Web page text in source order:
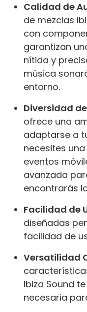
Calidad de
de mezclas
con
garantizan
nítida y
música
entorno.
Diversidad
ofrece una
adaptarse a
necesites
eventos
avanzada
encontrarás
Facilidad de
diseñadas
facilidad de
Versatilidad
Ibiza Sound
necesaria